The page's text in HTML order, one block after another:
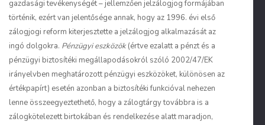
gazdasági tevékenységét – jellemzően jelzálogjog formájában
történik, ezért van jelentősége annak, hogy az 1996. évi első
zálogjogi reform kiterjesztette a jelzálogjog alkalmazását az
ingó dolgokra. Pénzügyi eszközök (értve ezalatt a pénzt és a
pénzügyi biztosítéki megállapodásokról szóló 2002/47/EK
irányelvben meghatározott pénzügyi eszközöket, különösen az
értékpapírt) esetén azonban a biztosítéki funkcióval nehezen
lenne összeegyeztethető, hogy a zálogtárgy továbbra is a
zálogkötelezett birtokában és rendelkezése alatt maradjon,